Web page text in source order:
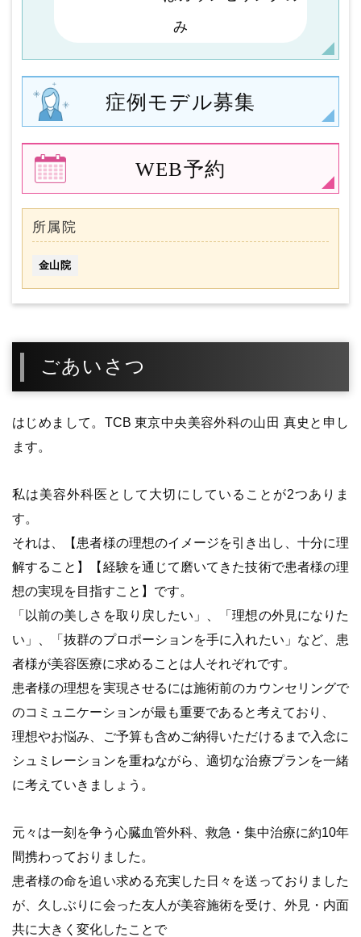
み
症例モデル募集
WEB予約
所属院
金山院
ごあいさつ
はじめまして。TCB 東京中央美容外科の山田 真史と申し
ます。
私は美容外科医として大切にしていることが2つありま
す。
それは、【患者様の理想のイメージを引き出し、十分に理
解すること】【経験を通じて磨いてきた技術で患者様の理
想の実現を目指すこと】です。
「以前の美しさを取り戻したい」、「理想の外見になりた
い」、「抜群のプロポーションを手に入れたい」など、患
者様が美容医療に求めることは人それぞれです。
患者様の理想を実現させるには施術前のカウンセリングで
のコミュニケーションが最も重要であると考えており、
理想やお悩み、ご予算も含めご納得いただけるまで入念に
シュミレーションを重ねながら、適切な治療プランを一緒
に考えていきましょう。
元々は一刻を争う心臓血管外科、救急・集中治療に約10年
間携わっておりました。
患者様の命を追い求める充実した日々を送っておりました
が、久しぶりに会った友人が美容施術を受け、外見・内面
共に大きく変化したことで